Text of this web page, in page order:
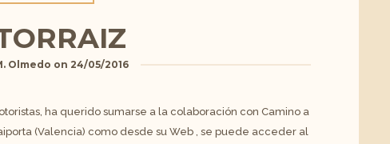
Olmedo on 24/05/2016
ha querido sumarse a la colaboración con Camino a
(Valencia) como desde su Web , se puede acceder al